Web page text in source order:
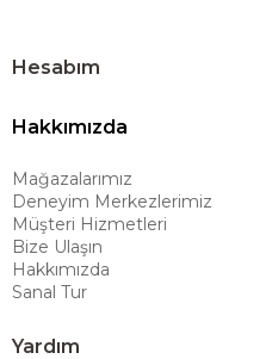
taşıyan marka; rahat
çözümler sunar. Teknoloji ve
alışveriş deneyimi sunmak ve bu
Türkiye’de
Hesabım
Hakkımızda
Mağazalarımız
Deneyim Merkezlerimiz
Müşteri Hizmetleri
Bize Ulaşın
Hakkımızda
Sanal Tur
Yardım